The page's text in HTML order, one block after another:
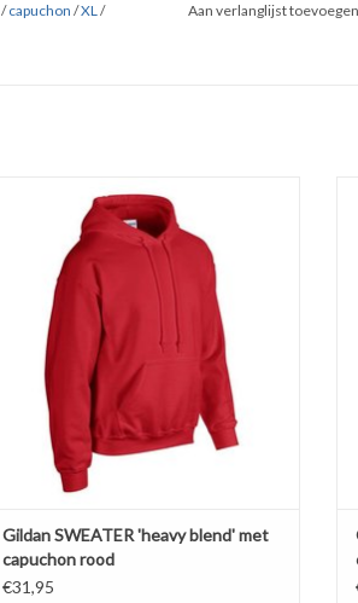
/capuchon /XL/
Aan verlanglijst toevoegen
het merk Gildan. Verkrijgbaar in de maten S
t/m 5XL in zes klassieke kleuren.
Gemaakt van 50% katoen en 50% polyester
270 gr/m2. Regular fit.
Voorgekrompen met kangaroezak voor.
Dubbel doorgestikt op armsgaten, s
TOEVOEGEN AAN WINKELWAGEN
Gildan SWEATER 'heavy blend' met
capuchon rood
€31,95